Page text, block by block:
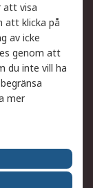
order
RS-konto
att visa
att klicka på
av icke
genom att
du inte vill ha
mer